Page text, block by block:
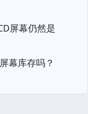
屏幕仍然是
幕库存吗？